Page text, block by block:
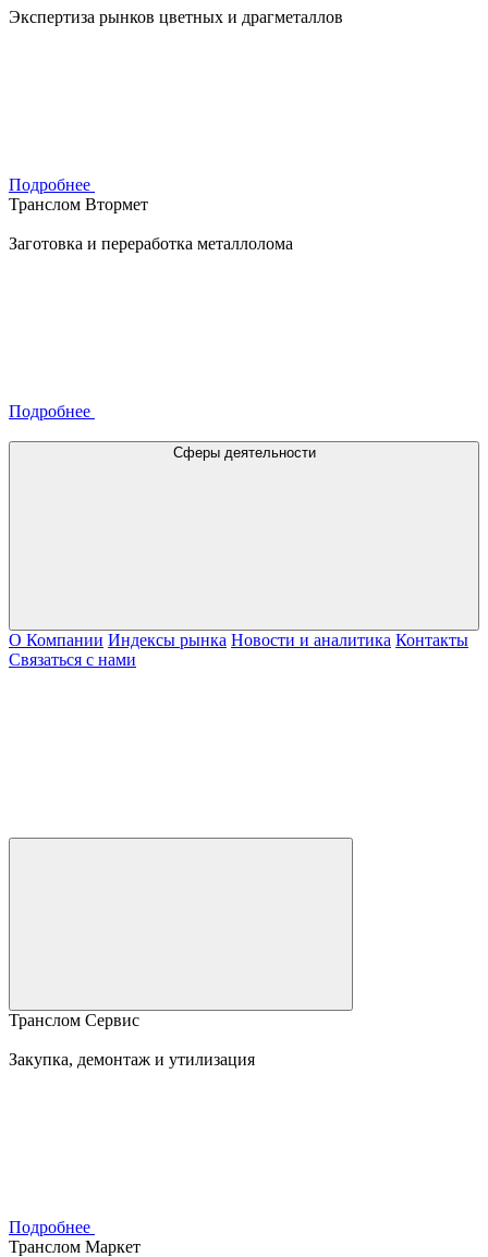
Экспертиза рынков цветных и драгметаллов
Подробнее
Транслом Втормет
Заготовка и переработка металлолома
Подробнее
Сферы деятельности
О Компании Индексы рынка Новости и аналитика Контакты
Связаться с нами
Транслом Сервис
Закупка, демонтаж и утилизация
Подробнее
Транслом Маркет